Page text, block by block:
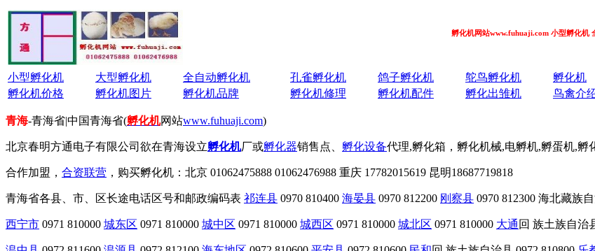
孵化机网站www.fuhuaji.com 小型孵化机 全自动孵化
小型孵化机 大型孵化机 全自动孵化机 孔雀孵化机 鸽子孵化机 鸵鸟孵化机 孵化机
孵化机价格
孵化机图片 孵化机品牌 孵化机修理 孵化机配件 孵化出雏机 鸟禽介
青海-青海省|中国青海省(孵化机网站www.fuhuaji.com)
北京春明方通电子有限公司欲在青海设立孵化机厂或孵化器销售点、 孵化设备代理,孵化箱，孵化机械,电孵机,孵蛋机,孵
合作加盟， 合资联营 ，购买孵化机：北京 01062475888 01062476988 重庆 17782015619 昆明18687719818
青海省各县、市、区长途电话区号和邮政编码表 祁连县 0970 810400 海晏县 0970 812200 刚察县 0970 812300 海北藏族
西宁市 0971 810000 城东区 0971 810000 城中区 0971 810000 城西区 0971 810000 城北区 0971 810000 大通 回 族土族自治